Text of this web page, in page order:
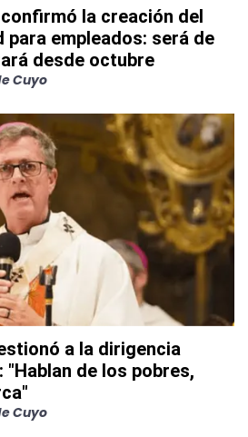
la creación del
empleados: será de
desde octubre
Cuyo
a la dirigencia
de los pobres,
Cuyo